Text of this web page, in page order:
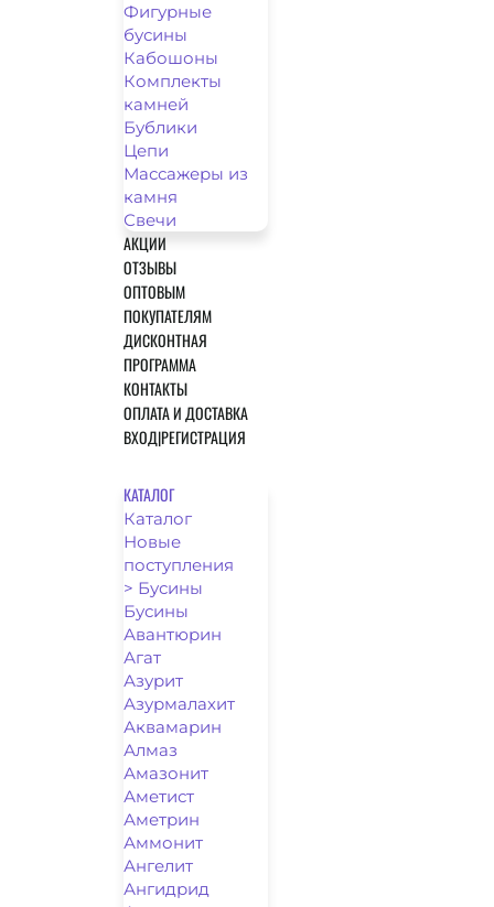
Фигурные
бусины
Кабошоны
Комплекты
камней
Бублики
Цепи
Массажеры из
камня
Свечи
АКЦИИ
ОТЗЫВЫ
ОПТОВЫМ
ПОКУПАТЕЛЯМ
ДИСКОНТНАЯ
ПРОГРАММА
КОНТАКТЫ
ОПЛАТА И ДОСТАВКА
ВХОД|РЕГИСТРАЦИЯ
КАТАЛОГ
Каталог
Новые
поступления
> Бусины
Бусины
Авантюрин
Агат
Азурит
Азурмалахит
Аквамарин
Алмаз
Амазонит
Аметист
Аметрин
Аммонит
Ангелит
Ангидрид